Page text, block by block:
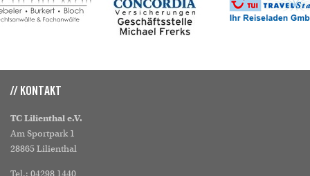
// KONTAKT
TC Lilienthal e.V.
Am Sportpark 1
28865 Lilienthal